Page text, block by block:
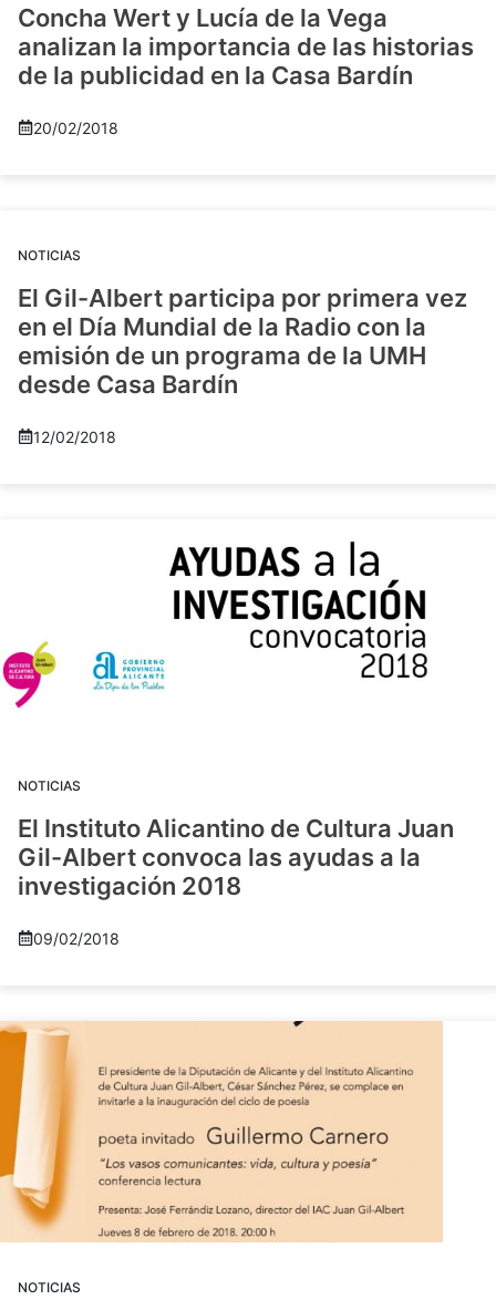
Concha Wert y Lucía de la Vega
analizan la importancia de las historias
de la publicidad en la Casa Bardín
20/02/2018
NOTICIAS
El Gil-Albert participa por primera vez
en el Día Mundial de la Radio con la
emisión de un programa de la UMH
desde Casa Bardín
12/02/2018
NOTICIAS
El Instituto Alicantino de Cultura Juan
Gil-Albert convoca las ayudas a la
investigación 2018
09/02/2018
NOTICIAS